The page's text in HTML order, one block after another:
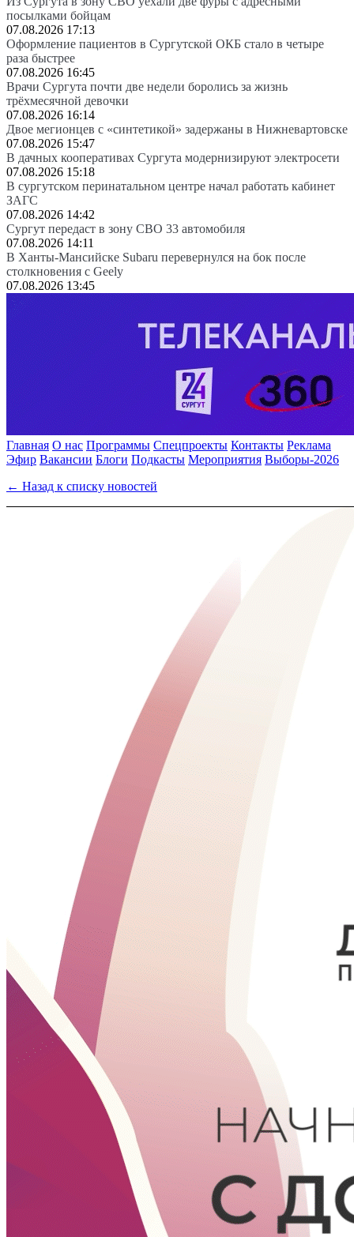
посылками бойцам
07.08.2026 17:13
Оформление пациентов в Сургутской ОКБ стало в четыре
раза быстрее
07.08.2026 16:45
Врачи Сургута почти две недели боролись за жизнь
трёхмесячной девочки
07.08.2026 16:14
Двое мегионцев с «синтетикой» задержаны в Нижневартовске
07.08.2026 15:47
В дачных кооперативах Сургута модернизируют электросети
07.08.2026 15:18
В сургутском перинатальном центре начал работать кабинет
ЗАГС
07.08.2026 14:42
Сургут передаст в зону СВО 33 автомобиля
07.08.2026 14:11
В Ханты-Мансийске Subaru перевернулся на бок после
столкновения с Geely
07.08.2026 13:45
Главная О нас Программы Спецпроекты Контакты Реклама
Эфир Вакансии Блоги Подкасты Мероприятия Выборы-2026
← Назад к списку новостей